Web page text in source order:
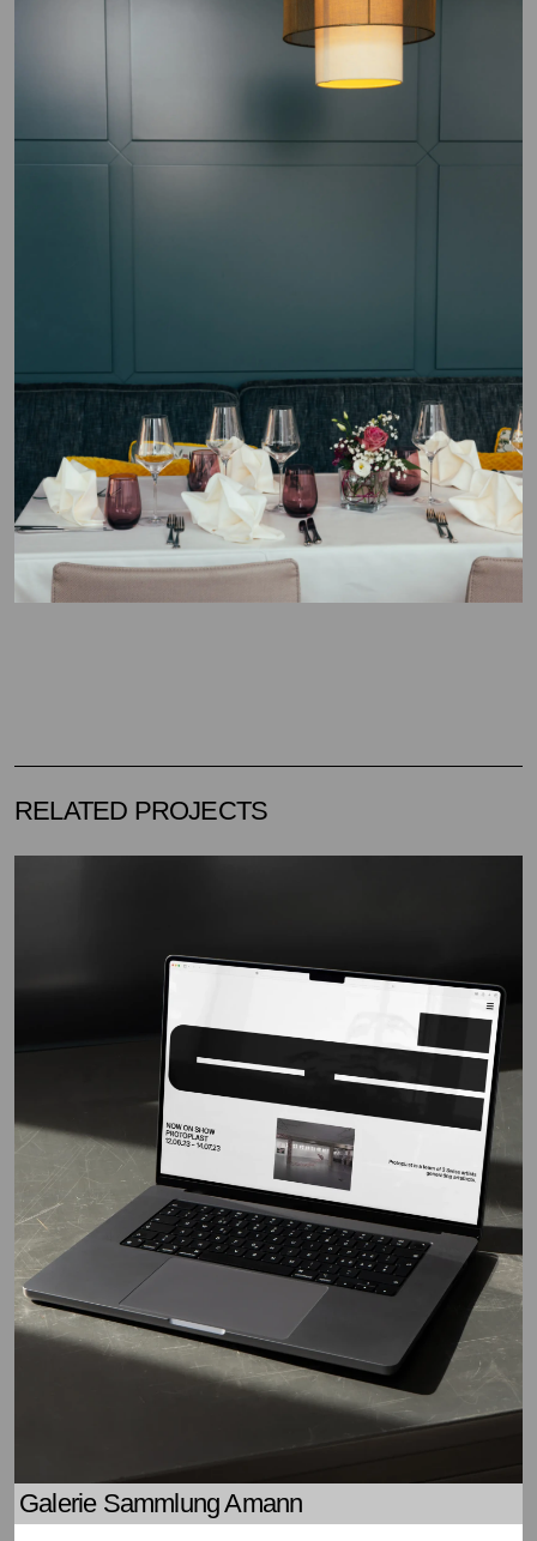
RELATED PROJECTS
Galerie Sammlung Amann